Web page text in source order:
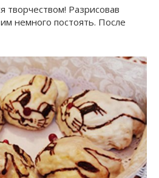
творчеством! Разрисовав
немного постоять. После